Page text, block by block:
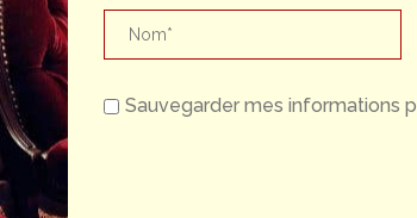
Sauvegarder mes informations